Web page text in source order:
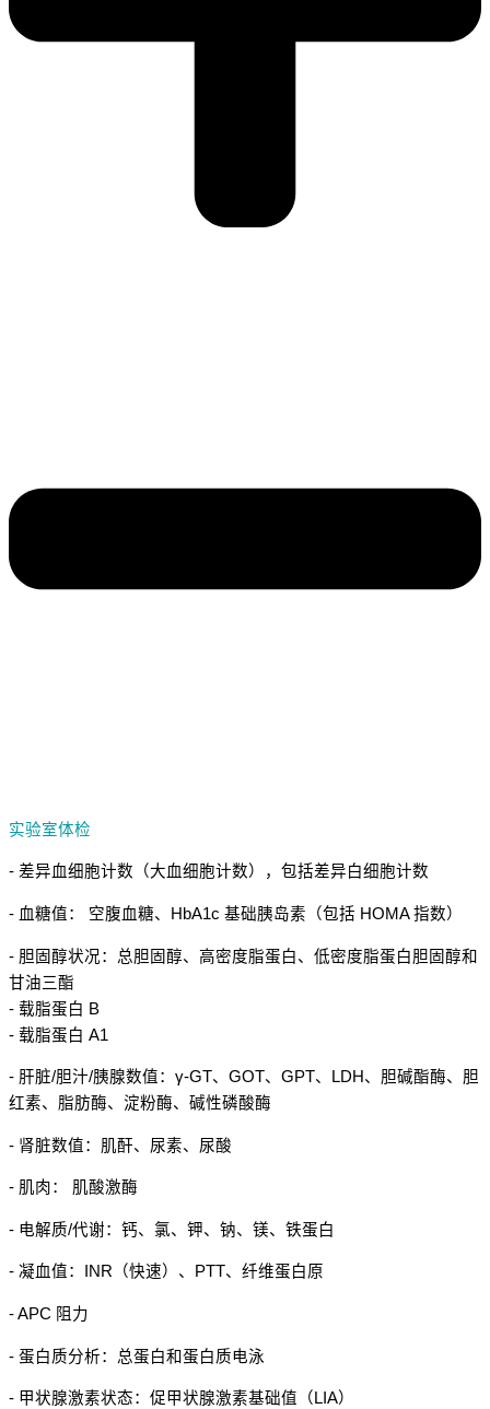
实验室体检
- 差异血细胞计数（大血细胞计数），包括差异白细胞计数
- 血糖值： 空腹血糖、HbA1c 基础胰岛素（包括 HOMA 指数）
- 胆固醇状况：总胆固醇、高密度脂蛋白、低密度脂蛋白胆固醇和
甘油三酯
- 载脂蛋白 B
- 载脂蛋白 A1
- 肝脏/胆汁/胰腺数值：γ-GT、GOT、GPT、LDH、胆碱酯酶、胆
红素、脂肪酶、淀粉酶、碱性磷酸酶
- 肾脏数值：肌酐、尿素、尿酸
- 肌肉： 肌酸激酶
- 电解质/代谢：钙、氯、钾、钠、镁、铁蛋白
- 凝血值：INR（快速）、PTT、纤维蛋白原
- APC 阻力
- 蛋白质分析：总蛋白和蛋白质电泳
- 甲状腺激素状态：促甲状腺激素基础值（LIA）